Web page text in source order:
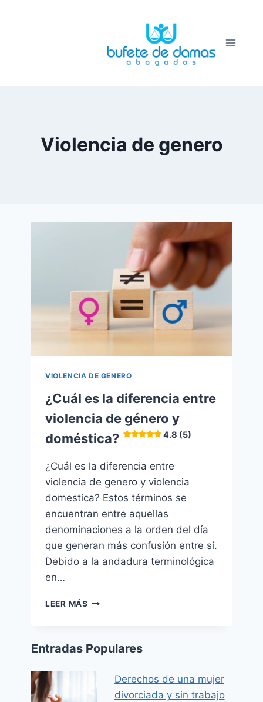
Violencia de genero
VIOLENCIA DE GENERO
¿Cuál es la diferencia entre
violencia de género y
doméstica?
4.8 (5)
¿Cuál es la diferencia entre
violencia de genero y violencia
domestica? Estos términos se
encuentran entre aquellas
denominaciones a la orden del día
que generan más confusión entre sí.
Debido a la andadura terminológica
en…
LEER MÁS ¿CUÁL
ENTRE
GÉNERO
Entradas Populares
Derechos de una mujer
divorciada y sin trabajo